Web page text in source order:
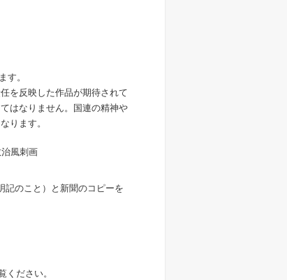
す。
を反映した作品が期待されて
はなりません。国連の精神や
ります。
風刺画
記のこと）と新聞のコピーを
ください。